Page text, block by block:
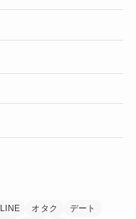
LINE オタク
デート